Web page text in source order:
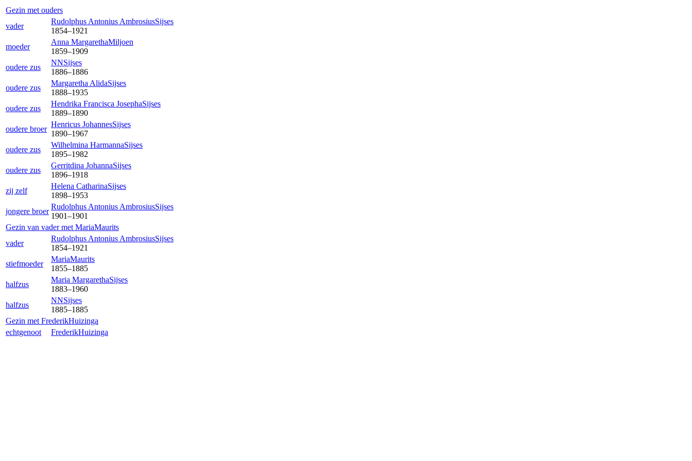
Gezin met ouders
vader
Rudolphus Antonius AmbrosiusSijses
1854–1921
moeder
Anna MargarethaMiljoen
1859–1909
oudere zus
NNSijses
1886–1886
oudere zus
Margaretha AlidaSijses
1888–1935
oudere zus
Hendrika Francisca JosephaSijses
1889–1890
oudere broer
Henricus JohannesSijses
1890–1967
oudere zus
Wilhelmina HarmannaSijses
1895–1982
oudere zus
Gerritdina JohannaSijses
1896–1918
zij zelf
Helena CatharinaSijses
1898–1953
jongere broer
Rudolphus Antonius AmbrosiusSijses
1901–1901
Gezin van vader met MariaMaurits
vader
Rudolphus Antonius AmbrosiusSijses
1854–1921
stiefmoeder
MariaMaurits
1855–1885
halfzus
Maria MargarethaSijses
1883–1960
halfzus
NNSijses
1885–1885
Gezin met FrederikHuizinga
echtgenoot
FrederikHuizinga